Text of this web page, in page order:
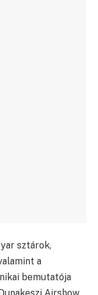
sztárok,
a
bemutatója